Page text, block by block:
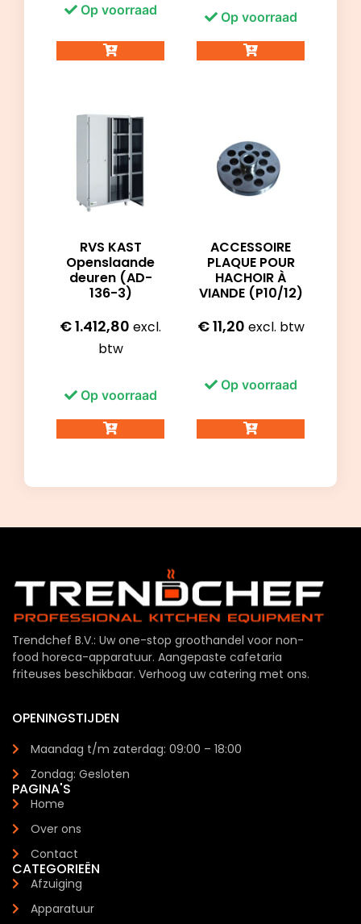
Op voorraad Op voorraad
RVS KAST
Openslaande
deuren (AD-
136-3)
€1.412,80 excl.
btw
Op voorraad
ACCESSOIRE
PLAQUE POUR
HACHOIR À
VIANDE (P10/12)
€11,20 excl. btw
Op voorraad
Trendchef B.V.: Uw one-stop groothandel voor non-
food horeca-apparatuur. Aangepaste cafetaria
friteuses beschikbaar. Verhoog uw catering met ons.
OPENINGSTIJDEN
Maandag t/m zaterdag: 09:00 – 18:00
Zondag: Gesloten
PAGINA'S
Home
Over ons
Contact
CATEGORIEËN
Afzuiging
Apparatuur